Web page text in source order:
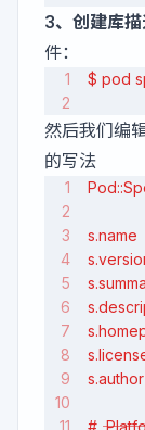
3、创建库
件：
$ pod
然后我们编
的写法
s.name